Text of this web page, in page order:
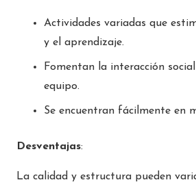
Actividades variadas que
y el aprendizaje.
Fomentan la interacción
equipo.
Se encuentran fácilmente en
Desventajas:
La calidad y estructura pueden